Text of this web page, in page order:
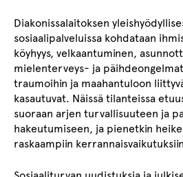
Diakonissalaitoksen
sosiaalipalveluissa kohdataan
köyhyys, velkaantuminen,
mielenterveys- ja
traumoihin ja maahantuloon
kasautuvat. Näissä tilanteissa
suoraan arjen turvallisuuteen ja
hakeutumiseen, ja pienetkin
raskaampiin